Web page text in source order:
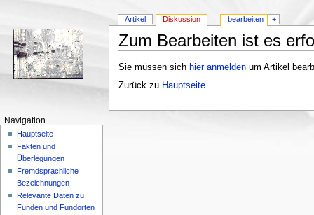
Zum Bearbeiten ist es
Sie müssen sich hier anmeldenum Artikel
Zurück zu Hauptseite.
Artikel Diskussion bearbeiten +
Navigation
Hauptseite
Fakten und
Überlegungen
Fremdsprachliche
Bezeichnungen
Relevante Daten zu
Funden und Fundorten